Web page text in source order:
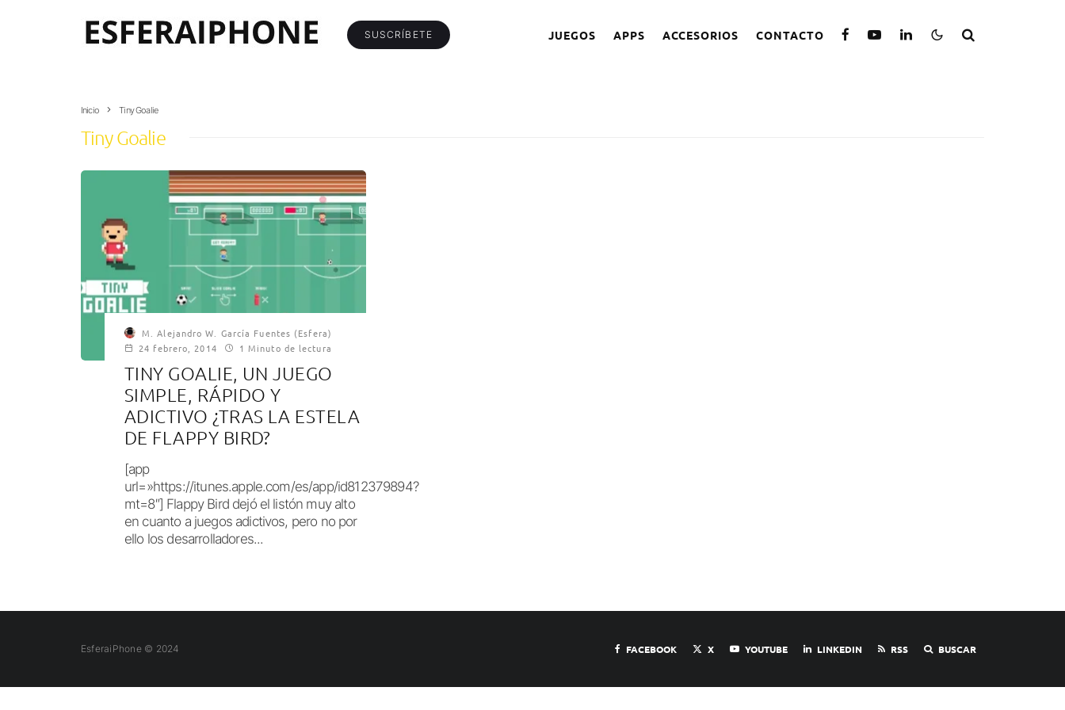
SUSCRÍBETE JUEGOS APPS ACCESORIOS CONTACTO
Inicio Tiny Goalie
Tiny Goalie
M. Alejandro W. García Fuentes (Esfera)
24 febrero, 2014
1 Minuto de lectura
TINY GOALIE, UN JUEGO
SIMPLE, RÁPIDO Y
ADICTIVO ¿TRAS LA ESTELA
DE FLAPPY BIRD?
[app
url=»https://itunes.apple.com/es/app/id812379894?
mt=8″] Flappy Bird dejó el listón muy alto
en cuanto a juegos adictivos, pero no por
ello los desarrolladores...
EsferaiPhone © 2024 FACEBOOK X YOUTUBE LINKEDIN RSS BUSCAR